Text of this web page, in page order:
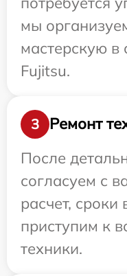
мы
мастерскую в
Fujitsu.
3
Ремонт
После
согласуем с
расчет,
приступим к
техники.